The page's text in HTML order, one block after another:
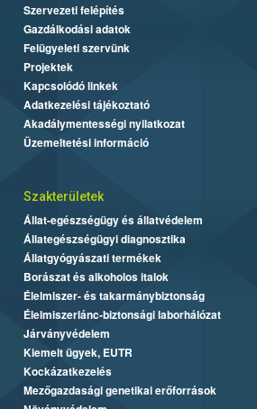
Szervezeti felépítés
Gazdálkodási adatok
Felügyeleti szervünk
Projektek
Kapcsolódó linkek
Adatkezelési tájékoztató
Akadálymentességi nyilatkozat
Üzemeltetési információ
Szakterületek
Állat-egészségügy és állatvédelem
Állategészségügyi diagnosztika
Állatgyógyászati termékek
Borászat és alkoholos italok
Élelmiszer- és takarmánybiztonság
Élelmiszerlánc-biztonsági laborhálózat
Járványvédelem
Kiemelt ügyek, EUTR
Kockázatkezelés
Mezőgazdasági genetikai erőforrások